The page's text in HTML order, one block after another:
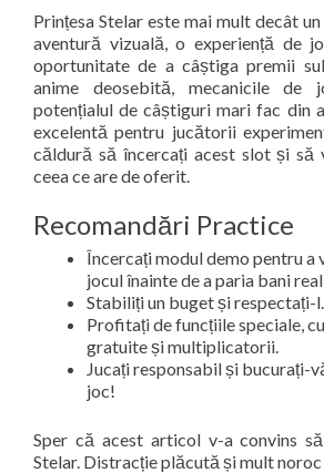
Prințesa Stelar este mai mult decât
aventură vizuală, o experiență de
oportunitate de a câștiga premii
anime deosebită, mecanicile de
potențialul de câștiguri mari fac din
excelentă pentru jucătorii
căldură să încercați acest slot și
ceea ce are de oferit.
Recomandări Practice
Încercați modul demo pentru a
jocul înainte de a paria bani
Stabiliți un buget și respectați-l.
Profitați de funcțiile speciale,
gratuite și multiplicatorii.
Jucați responsabil și bucurați-
joc!
Sper că acest articol v-a convins
Stelar. Distracție plăcută și mult